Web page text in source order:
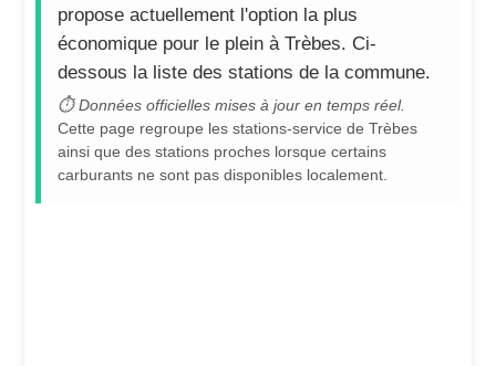
propose actuellement l'option la plus
économique pour le plein à Trèbes. Ci-
dessous la liste des stations de la commune.
⏱ Données officielles mises à jour en temps réel.
Cette page regroupe les stations-service de Trèbes
ainsi que des stations proches lorsque certains
carburants ne sont pas disponibles localement.